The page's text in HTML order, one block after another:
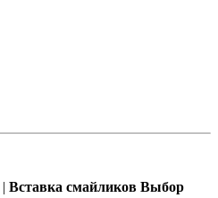
| Вставка смайликов Выбор